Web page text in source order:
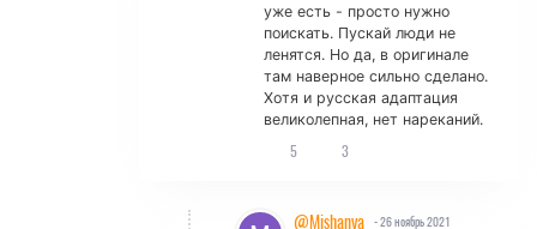
уже есть - просто нужно
поискать. Пускай люди не
ленятся. Но да, в оригинале
там наверное сильно сделано.
Хотя и русская адаптация
великолепная, нет нареканий.
5 3
@Mishanya - 26 ноябрь 2021